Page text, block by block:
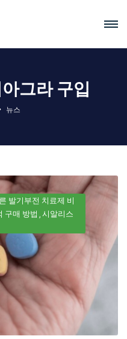
그라 구입
뉴스
발기부전 치료제 비
구매 방법 시알리스